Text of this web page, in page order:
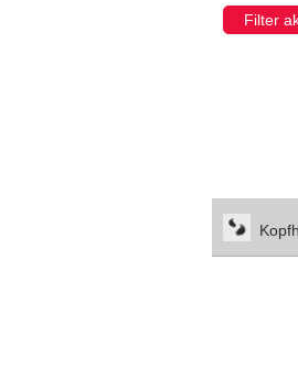
Filter